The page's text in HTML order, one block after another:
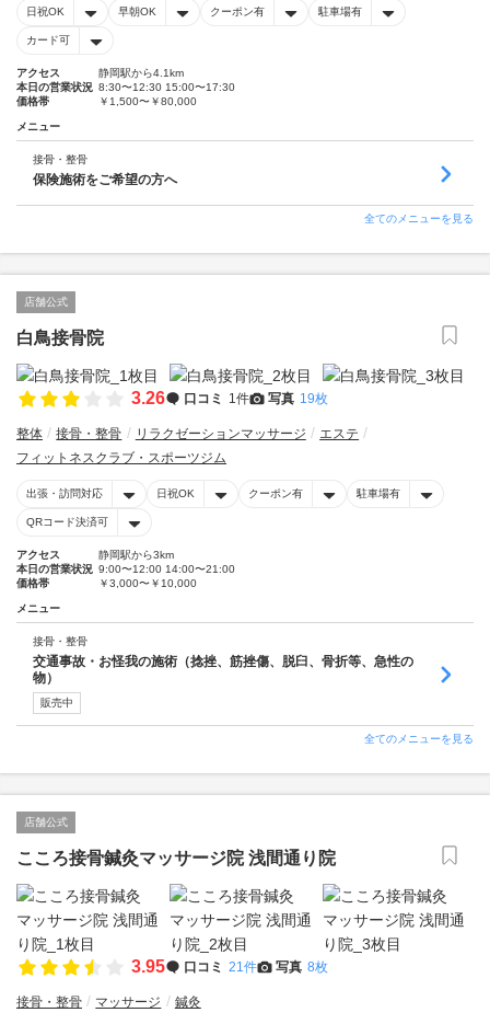
日祝OK 早朝OK クーポン有 駐車場有
カード可
アクセス
静岡駅から4.1km
本日の営業状況 8:30〜12:30 15:00〜17:30
価格帯
￥1,500〜￥80,000
メニュー
接骨・整骨
保険施術をご希望の方へ
全てのメニューを見る
店舗公式
白鳥接骨院
3.26 口コミ 1件 写真 19枚
整体 接骨・整骨 リラクゼーションマッサージ
エステ
フィットネスクラブ・スポーツジム
出張・訪問対応 日祝OK クーポン有 駐車場有
QRコード決済可
アクセス
静岡駅から3km
本日の営業状況 9:00〜12:00 14:00〜21:00
価格帯
￥3,000〜￥10,000
メニュー
接骨・整骨
交通事故・お怪我の施術（捻挫、筋挫傷、脱臼、骨折等、急性の
物）
販売中
全てのメニューを見る
店舗公式
こころ接骨鍼灸マッサージ院 浅間通り院
3.95 口コミ 21件 写真 8枚
接骨・整骨 マッサージ 鍼灸